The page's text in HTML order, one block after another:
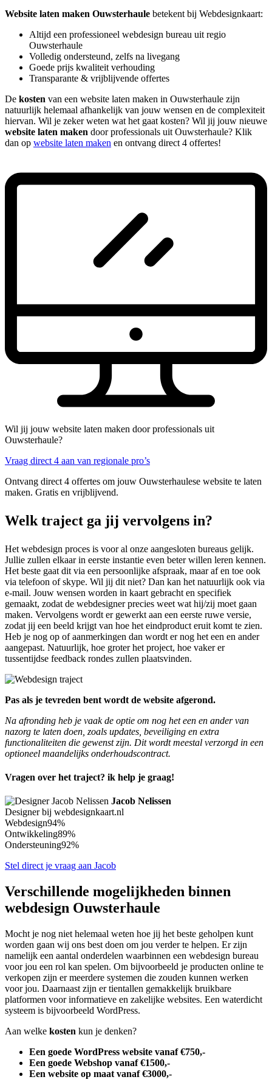
Website laten maken Ouwsterhaule betekent bij Webdesignkaart:
Altijd een professioneel webdesign bureau uit regio
Ouwsterhaule
Volledig ondersteund, zelfs na livegang
Goede prijs kwaliteit verhouding
Transparante & vrijblijvende offertes
De kosten van een website laten maken in Ouwsterhaule zijn
natuurlijk helemaal afhankelijk van jouw wensen en de complexiteit
hiervan. Wil je zeker weten wat het gaat kosten? Wil jij jouw nieuwe
website laten maken door professionals uit Ouwsterhaule? Klik
dan op website laten maken en ontvang direct 4 offertes!
Wil jij jouw website laten maken door professionals uit
Ouwsterhaule?
Vraag direct 4 aan van regionale pro’s
Ontvang direct 4 offertes om jouw Ouwsterhaulese website te laten
maken. Gratis en vrijblijvend.
Welk traject ga jij vervolgens in?
Het webdesign proces is voor al onze aangesloten bureaus gelijk.
Jullie zullen elkaar in eerste instantie even beter willen leren kennen.
Het beste gaat dit via een persoonlijke afspraak, maar af en toe ook
via telefoon of skype. Wil jij dit niet? Dan kan het natuurlijk ook via
e-mail. Jouw wensen worden in kaart gebracht en specifiek
gemaakt, zodat de webdesigner precies weet wat hij/zij moet gaan
maken. Vervolgens wordt er gewerkt aan een eerste ruwe versie,
zodat jij een beeld krijgt van hoe het eindproduct eruit komt te zien.
Heb je nog op of aanmerkingen dan wordt er nog het een en ander
aangepast. Natuurlijk, hoe groter het project, hoe vaker er
tussentijdse feedback rondes zullen plaatsvinden.
Pas als je tevreden bent wordt de website afgerond.
Na afronding heb je vaak de optie om nog het een en ander van
nazorg te laten doen, zoals updates, beveiliging en extra
functionaliteiten die gewenst zijn. Dit wordt meestal verzorgd in een
optioneel maandelijks onderhoudscontract.
Vragen over het traject? ik help je graag!
Jacob Nelissen
Designer bij webdesignkaart.nl
Webdesign94%
Ontwikkeling89%
Ondersteuning92%
Stel direct je vraag aan Jacob
Verschillende mogelijkheden binnen
webdesign Ouwsterhaule
Mocht je nog niet helemaal weten hoe jij het beste geholpen kunt
worden gaan wij ons best doen om jou verder te helpen. Er zijn
namelijk een aantal onderdelen waarbinnen een webdesign bureau
voor jou een rol kan spelen. Om bijvoorbeeld je producten online te
verkopen zijn er meerdere systemen die zouden kunnen werken
voor jou. Daarnaast zijn er tientallen gemakkelijk bruikbare
platformen voor informatieve en zakelijke websites. Een waterdicht
systeem is bijvoorbeeld WordPress.
Aan welke kosten kun je denken?
Een goede WordPress website vanaf €750,-
Een goede Webshop vanaf €1500,-
Een website op maat vanaf €3000,-